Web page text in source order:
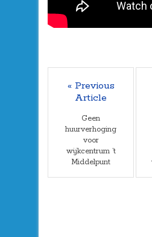
« Previous
Article
Geen
huurverhoging
voor
wijkcentrum ’t
Middelpunt